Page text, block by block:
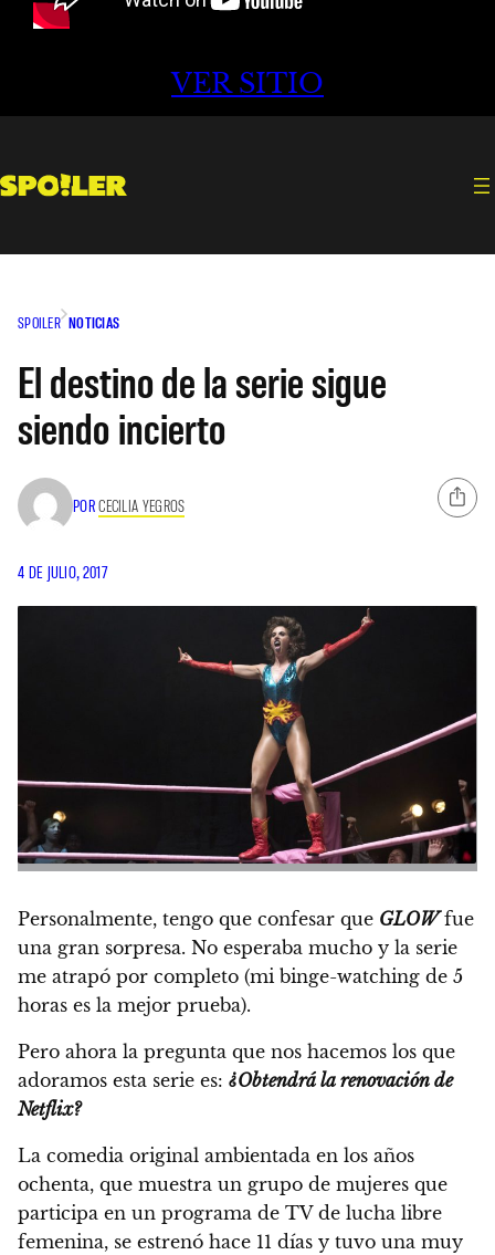
VER SITIO
SPOILER NOTICIAS
El destino de la serie sigue
siendo incierto
PORCECILIA YEGROS
4 DE JULIO, 2017
Personalmente, tengo que confesar que GLOWfue
una gran sorpresa. No esperaba mucho y la serie
me atrapó por completo (mi binge-watching de 5
horas es la mejor prueba).
Pero ahora la pregunta que nos hacemos los que
adoramos esta serie es: ¿Obtendrá la renovación de
Netflix?
La comedia original ambientada en los años
ochenta, que muestra un grupo de mujeres que
participa en un programa de TV de lucha libre
femenina, se estrenó hace 11 días y tuvo una muy